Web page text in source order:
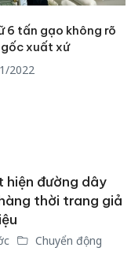
6 tấn gạo không rõ
xuất xứ
2022
hiện đường dây
thời trang giả
Chuyển động